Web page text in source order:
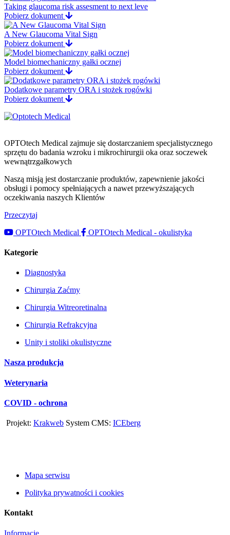
Taking glaucoma risk assesment to next leve
Pobierz dokument
A New Glaucoma Vital Sign
Pobierz dokument
Model biomechaniczny gałki ocznej
Pobierz dokument
Dodatkowe parametry ORA i stożek rogówki
Pobierz dokument
OPTOtech Medical zajmuje się dostarczaniem specjalistycznego
sprzętu do badania wzroku i mikrochirurgii oka oraz soczewek
wewnątrzgałkowych
Naszą misją jest dostarczanie produktów, zapewnienie jakości
obsługi i pomocy spełniających a nawet przewyższających
oczekiwania naszych Klientów
Przeczytaj
OPTOtech Medical
OPTOtech Medical - okulistyka
Kategorie
Diagnostyka
Chirurgia Zaćmy
Chirurgia Witreoretinalna
Chirurgia Refrakcyjna
Unity i stoliki okulistyczne
Nasza produkcja
Weterynaria
COVID - ochrona
Projekt: Krakweb System CMS: ICEberg
Mapa serwisu
Polityka prywatności i cookies
Kontakt
Informacje